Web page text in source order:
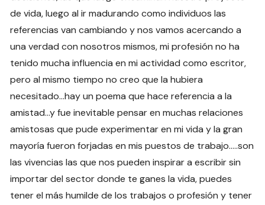
de vida, luego al ir madurando como individuos las
referencias van cambiando y nos vamos acercando a
una verdad con nosotros mismos, mi profesión no ha
tenido mucha influencia en mi actividad como escritor,
pero al mismo tiempo no creo que la hubiera
necesitado…hay un poema que hace referencia a la
amistad…y fue inevitable pensar en muchas relaciones
amistosas que pude experimentar en mi vida y la gran
mayoría fueron forjadas en mis puestos de trabajo…..son
las vivencias las que nos pueden inspirar a escribir sin
importar del sector donde te ganes la vida, puedes
tener el más humilde de los trabajos o profesión y tener